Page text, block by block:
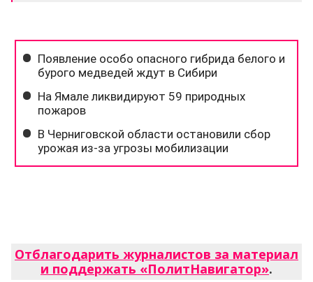
Отблагодарить журналистов за материал
и поддержать «ПолитНавигатор».